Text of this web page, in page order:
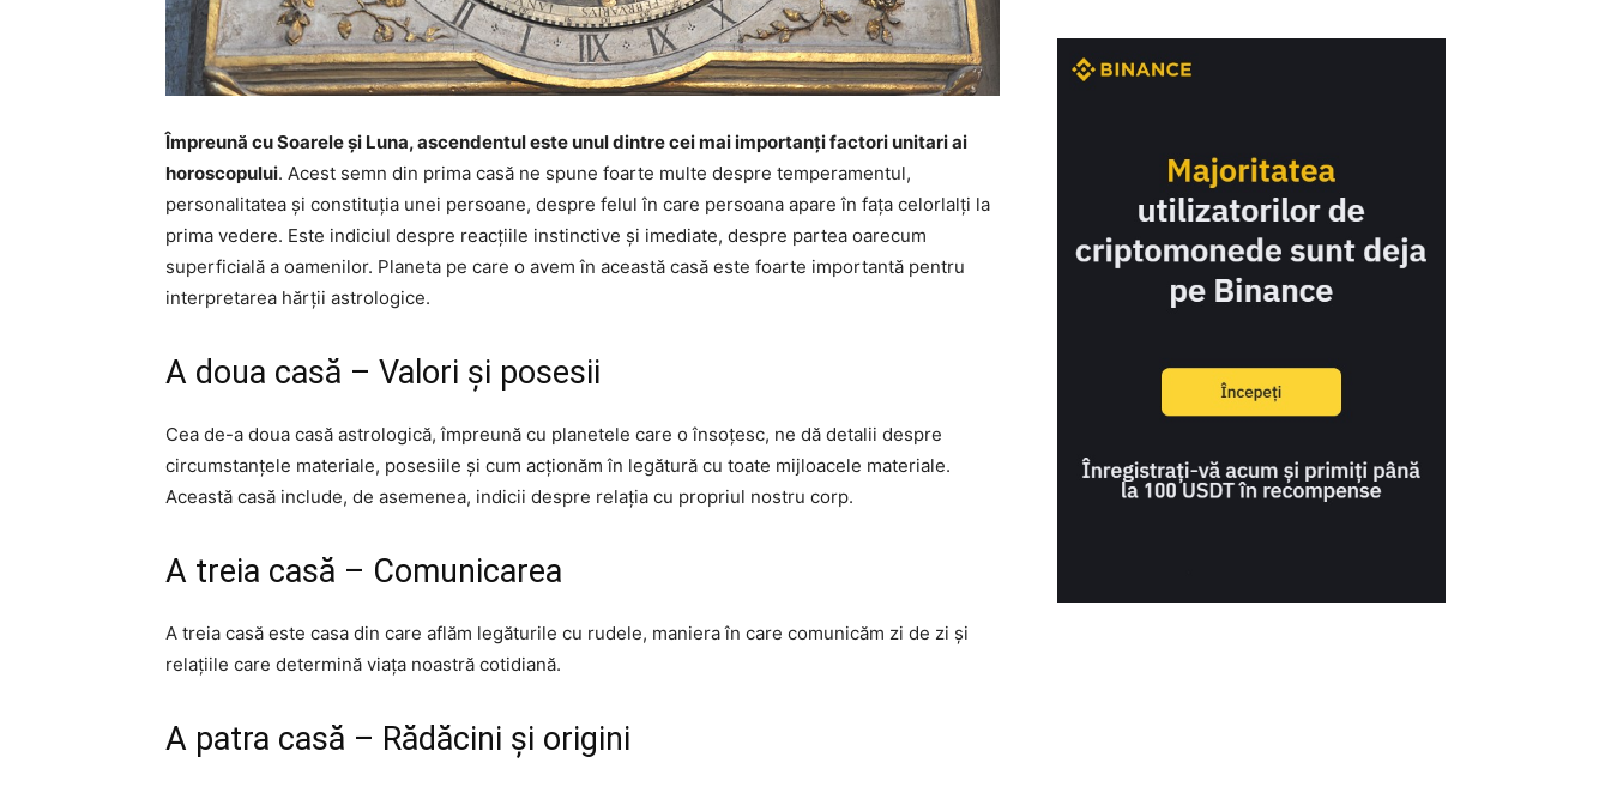
Împreună cu Soarele și Luna, ascendentul este unul dintre cei mai importanți factori unitari ai
horoscopului. Acest semn din prima casă ne spune foarte multe despre temperamentul,
personalitatea și constituția unei persoane, despre felul în care persoana apare în fața celorlalți la
prima vedere. Este indiciul despre reacțiile instinctive și imediate, despre partea oarecum
superficială a oamenilor. Planeta pe care o avem în această casă este foarte importantă pentru
interpretarea hărții astrologice.
A doua casă – Valori și posesii
Cea de-a doua casă astrologică, împreună cu planetele care o însoțesc, ne dă detalii despre
circumstanțele materiale, posesiile și cum acționăm în legătură cu toate mijloacele materiale.
Această casă include, de asemenea, indicii despre relația cu propriul nostru corp.
A treia casă – Comunicarea
A treia casă este casa din care aflăm legăturile cu rudele, maniera în care comunicăm zi de zi și
relațiile care determină viața noastră cotidiană.
A patra casă – Rădăcini și origini